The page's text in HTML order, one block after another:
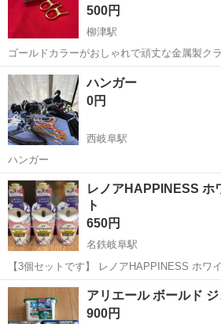
500円
柳津駅
ゴールドカラーがおしゃれで頑丈な金属製ク
ットです。 シンプルな茶箱に入れて保管して
良好です。 セット内容：強力金属クリップ ×2個、保管用外箱 カラ
ー：ゴールド（金） 特徴...
岐阜 岐阜市 柳津駅
ハンガー
0円
西岐阜駅
ハンガー
岐阜 岐阜市
レノアHAPPINESS ホ
ト
650円
名鉄岐阜駅
【3個セットです】 レノアHAPPINESS ホワイトムスク 3個 内容量
460ml 未開封、未使用 送料等の負担がないため安い単価で設定してお
ります。 平日夜20時頃のお渡しが可能です。 土日祝のお渡しは午前
10時頃...
岐阜 岐阜市 名鉄岐阜駅 洗濯用品
アリエール ボールド
900円